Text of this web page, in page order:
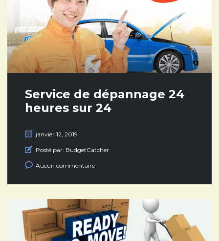
Service de dépannage 24
heures sur 24
janvier 12, 2019
Posté par: BudgetCatcher
Aucun commentaire